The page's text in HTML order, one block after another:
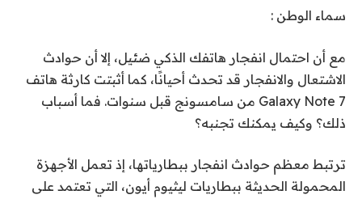
سماء الوطن :
مع أن احتمال انفجار هاتفك الذكي ضئيل، إلا أن حوادث
الاشتعال والانفجار قد تحدث أحيانًا، كما أثبتت كارثة هاتف
Galaxy Note 7 من سامسونج قبل سنوات. فما أسباب
ذلك؟ وكيف يمكنك تجنبه؟
ترتبط معظم حوادث انفجار ببطارياتها، إذ تعمل الأجهزة
المحمولة الحديثة ببطاريات ليثيوم أيون، التي تعتمد على